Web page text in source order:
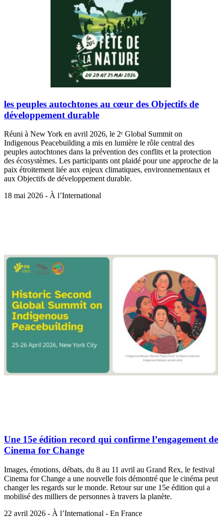
les peuples autochtones au cœur des Objectifs de
développement durable
Réuni à New York en avril 2026, le 2ᵉ Global Summit on
Indigenous Peacebuilding a mis en lumière le rôle central des
peuples autochtones dans la prévention des conflits et la protection
des écosystèmes. Les participants ont plaidé pour une approche de la
paix étroitement liée aux enjeux climatiques, environnementaux et
aux Objectifs de développement durable.
18 mai 2026 - À l’International
Une 15e édition record qui confirme l’engagement de
Cinema for Change
Images, émotions, débats, du 8 au 11 avril au Grand Rex, le festival
Cinema for Change a une nouvelle fois démontré que le cinéma peut
changer les regards sur le monde. Retour sur une 15e édition qui a
mobilisé des milliers de personnes à travers la planète.
22 avril 2026 - À l’International - En France